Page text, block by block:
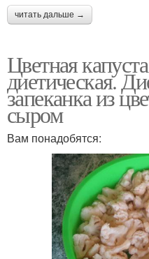
читать дальше →
Цветная
диетическая.
запеканка из
сыром
Вам понадобятся: